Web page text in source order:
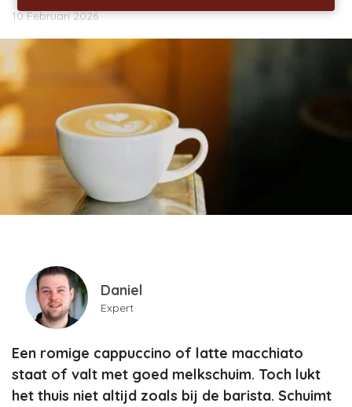
10 Februari 2026
Daniel
Expert
Een romige cappuccino of latte macchiato
staat of valt met goed melkschuim. Toch lukt
het thuis niet altijd zoals bij de barista. Schuimt